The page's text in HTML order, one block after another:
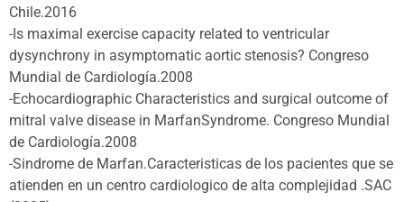
Chile.2016
-Is maximal exercise capacity related to ventricular
dysynchrony in asymptomatic aortic stenosis? Congreso
Mundial de Cardiología.2008
-Echocardiographic Characteristics and surgical outcome of
mitral valve disease in MarfanSyndrome. Congreso Mundial
de Cardiología.2008
-Sindrome de Marfan.Caracteristicas de los pacientes que se
atienden en un centro cardiologico de alta complejidad .SAC